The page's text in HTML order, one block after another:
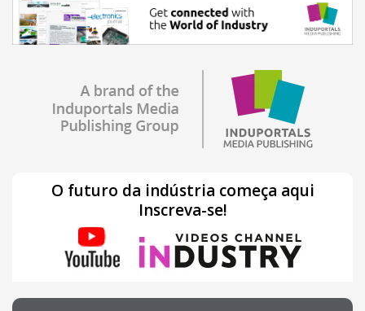
O futuro da indústria começa aqui
Inscreva-se!